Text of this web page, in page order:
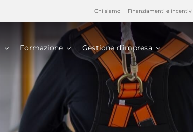
Chi siamo Finanziamenti e incentivi
Formazione Gestione d’impresa